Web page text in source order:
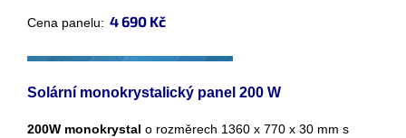
Cena panelu: 4 690 Kč
Solární monokrystalický panel 200 W
200W monokrystal o rozměrech 1360 x 770 x 30 mm s